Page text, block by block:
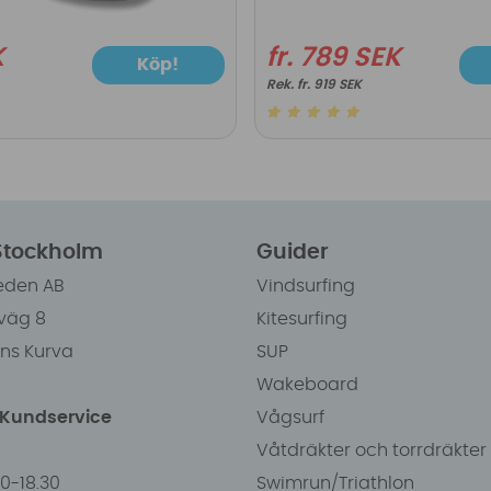
Köp! fr. 789 SEK
fr. 919 SEK
AB
8
Kurva
18.30
Guider
Vindsurfing
Kitesurfing
SUP
Wakeboard
Vågsurf
Våtdräkter och torrdräkter
Swimrun/Triathlon